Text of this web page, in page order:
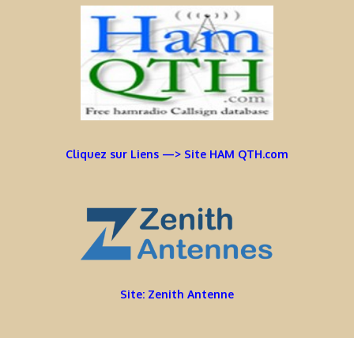
Cliquez sur Liens —> Site HAM QTH.com
Site: Zenith Antenne